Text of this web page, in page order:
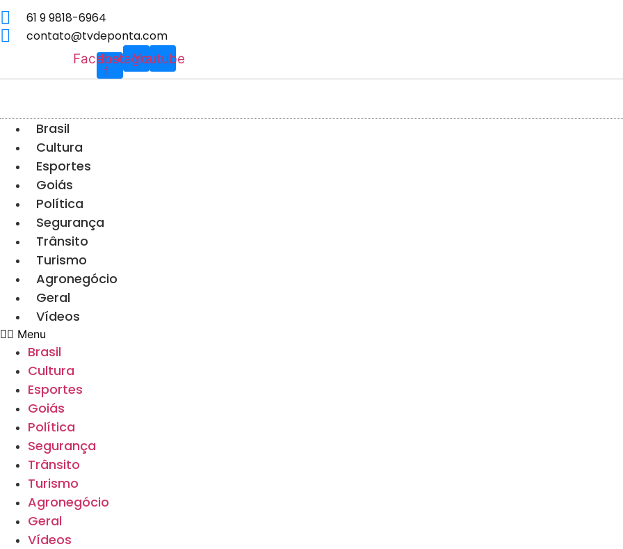
Pular
para
o
61 9 9818-6964
contato@tvdeponta.com
Facebook-
f
Instagram
Youtube
Brasil
Cultura
Esportes
Goiás
Política
Segurança
Trânsito
Turismo
Agronegócio
Geral
Vídeos
Menu
Brasil
Cultura
Esportes
Goiás
Política
Segurança
Trânsito
Turismo
Agronegócio
Geral
Vídeos